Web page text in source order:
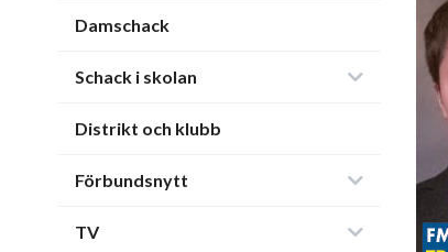
Damschack
Schack i skolan
Distrikt och klubb
Förbundsnytt
TV